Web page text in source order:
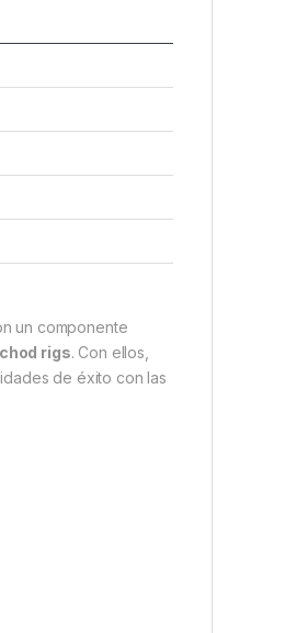
un componente
chod rigs. Con ellos,
de éxito con las